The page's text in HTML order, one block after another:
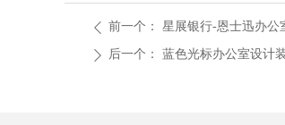
ꄴ 前一个： 星展银行-恩士迅办公
ꄲ 后一个： 蓝色光标办公室设计